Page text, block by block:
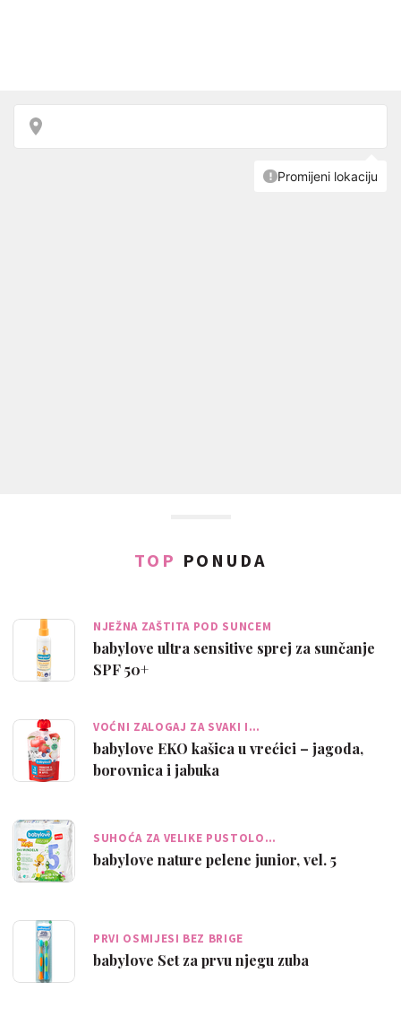
TOP PONUDA
NJEŽNA ZAŠTITA POD SUNCEM
babylove ultra sensitive sprej za sunčanje
SPF 50+
VOĆNI ZALOGAJ ZA SVAKI I…
babylove EKO kašica u vrećici – jagoda,
borovnica i jabuka
SUHOĆA ZA VELIKE PUSTOLO…
babylove nature pelene junior, vel. 5
PRVI OSMIJESI BEZ BRIGE
babylove Set za prvu njegu zuba